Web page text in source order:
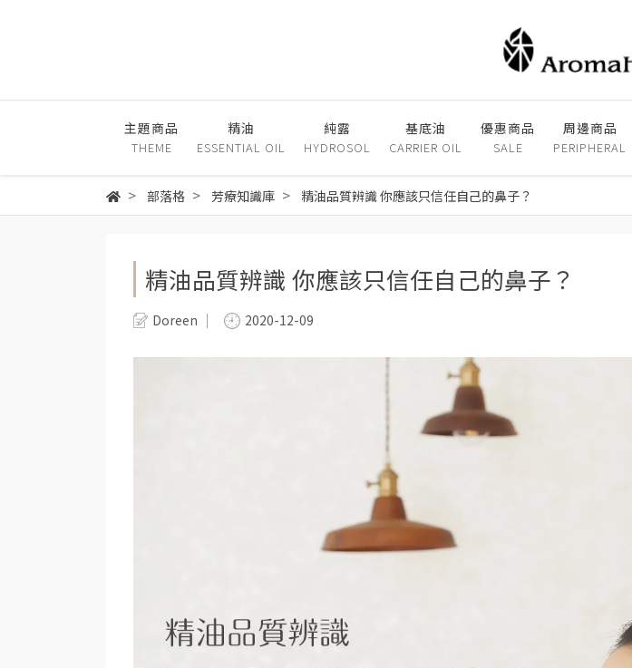
主題商品
THEME
精油
ESSENTIAL OIL
純露
HYDROSOL
基底油
CARRIER OIL
優惠商品
SALE
周邊商品
PERIPHERAL
部落格 芳療知識庫 精油品質辨識 你應該只信任自己的鼻子？
精油品質辨識 你應該只信任自己的鼻子？
Doreen 2020-12-09